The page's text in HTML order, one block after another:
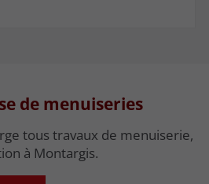
de menuiseries
tous travaux de menuiserie,
à Montargis.